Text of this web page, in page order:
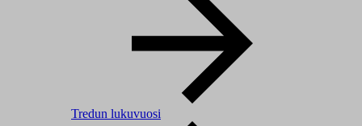
Tredun lukuvuosi